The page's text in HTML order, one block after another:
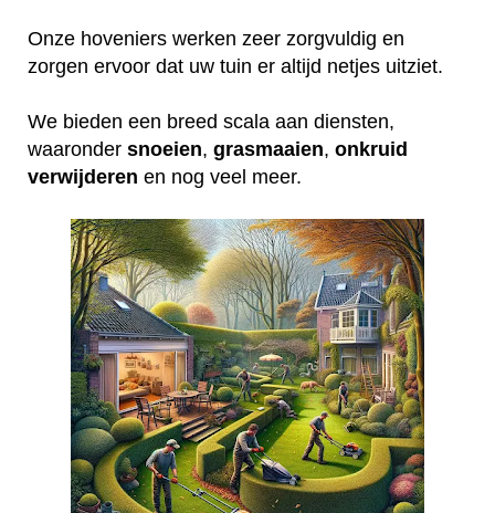
Onze hoveniers werken zeer zorgvuldig en
zorgen ervoor dat uw tuin er altijd netjes uitziet.
We bieden een breed scala aan diensten,
waaronder snoeien, grasmaaien, onkruid
verwijderen en nog veel meer.